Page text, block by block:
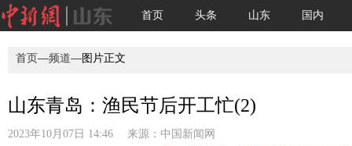
首页 头条 山东 国内
首页—频道—图片正文
山东青岛：渔民节后开工忙(2)
2023年10月07日 14:46 来源： 中国新闻网